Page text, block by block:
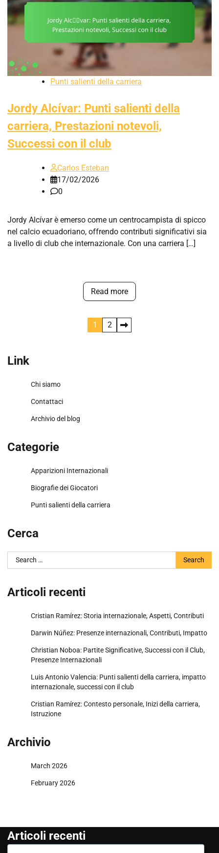
Punti salienti della carriera
Jordy Alcívar: Punti salienti della
carriera, Prestazioni notevoli,
Successi con il club
Carlos Esteban
17/02/2026
0
Jordy Alcívar è emerso come un centrocampista di spicco
nel calcio ecuadoriano, offrendo contributi significativi sia
a livello di club che internazionale. Con una carriera […]
Read more
1 2
Link
Chi siamo
Contattaci
Archivio del blog
Categorie
Apparizioni Internazionali
Biografie dei Giocatori
Punti salienti della carriera
Cerca
Search
for:
Articoli recenti
Cristian Ramírez: Storia internazionale, Aspetti, Contributi
Darwin Núñez: Presenze internazionali, Contributi, Impatto
Christian Noboa: Partite Significative, Successi con il Club,
Presenze Internazionali
Luis Antonio Valencia: Punti salienti della carriera, impatto
internazionale, successi con il club
Cristian Ramírez: Contesto personale, Inizi della carriera,
Istruzione
Archivio
March 2026
February 2026
Articoli recenti